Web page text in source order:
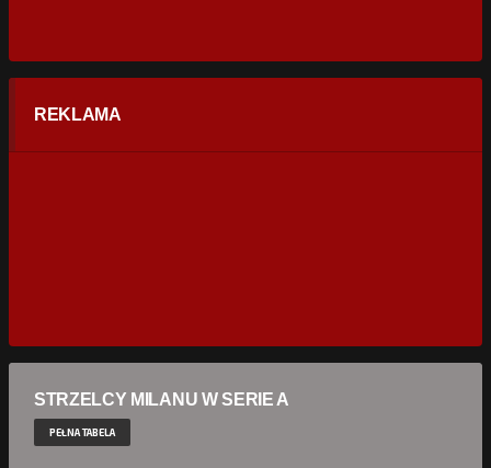
REKLAMA
STRZELCY MILANU W SERIE A
PEŁNA TABELA